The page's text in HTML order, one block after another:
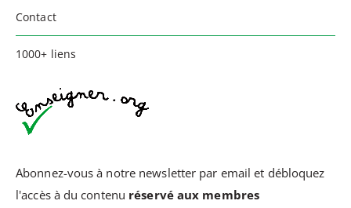
Contact
1000+ liens
Abonnez-vous à notre newsletter par email et débloquez
l'accès à du contenu réservé aux membres